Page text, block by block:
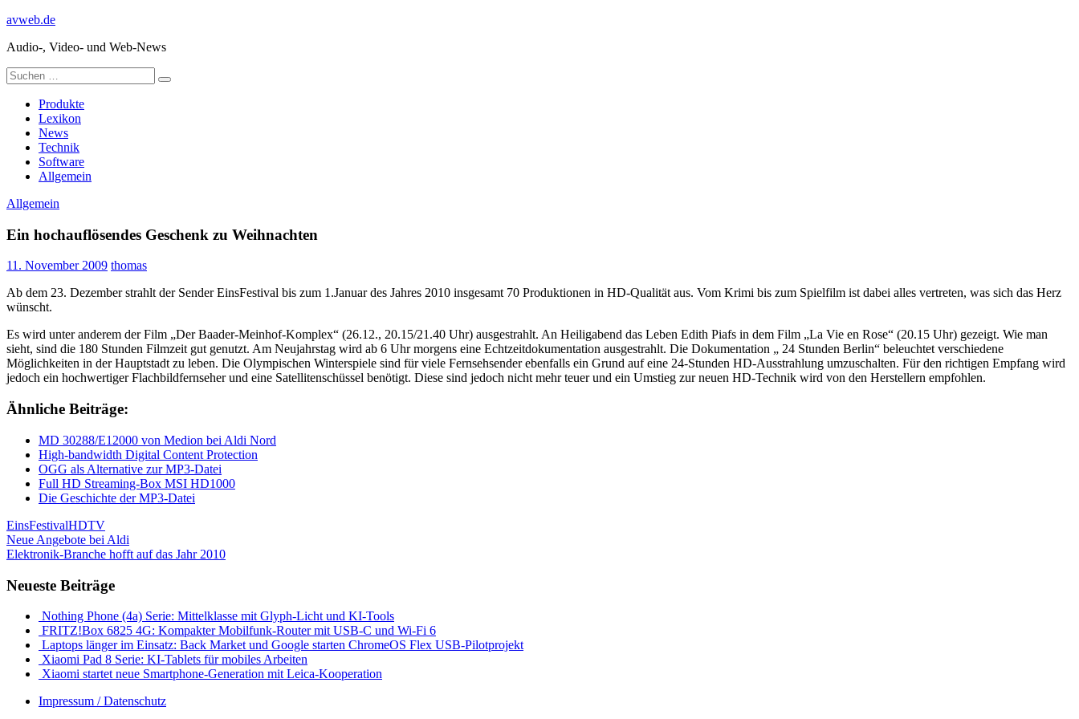
Zum
springen
avweb.de
Audio-, Video- und Web-News
Suchen
nach:
Suchen
Produkte
Lexikon
News
Technik
Software
Allgemein
Allgemein
Ein hochauflösendes Geschenk zu Weihnachten
11. November 2009 thomas
Ab dem 23. Dezember strahlt der Sender EinsFestival bis zum 1.Januar des Jahres 2010 insgesamt 70 Produktionen in HD-Qualität aus. Vom Krimi bis zum Spielfilm ist dabei alles vertreten, was sich das Herz
wünscht.
Es wird unter anderem der Film „Der Baader-Meinhof-Komplex“ (26.12., 20.15/21.40 Uhr) ausgestrahlt. An Heiligabend das Leben Edith Piafs in dem Film „La Vie en Rose“ (20.15 Uhr) gezeigt. Wie man
sieht, sind die 180 Stunden Filmzeit gut genutzt. Am Neujahrstag wird ab 6 Uhr morgens eine Echtzeitdokumentation ausgestrahlt. Die Dokumentation „ 24 Stunden Berlin“ beleuchtet verschiedene
Möglichkeiten in der Hauptstadt zu leben. Die Olympischen Winterspiele sind für viele Fernsehsender ebenfalls ein Grund auf eine 24-Stunden HD-Ausstrahlung umzuschalten. Für den richtigen Empfang wird
jedoch ein hochwertiger Flachbildfernseher und eine Satellitenschüssel benötigt. Diese sind jedoch nicht mehr teuer und ein Umstieg zur neuen HD-Technik wird von den Herstellern empfohlen.
Ähnliche Beiträge:
MD 30288/E12000 von Medion bei Aldi Nord
High-bandwidth Digital Content Protection
OGG als Alternative zur MP3-Datei
Full HD Streaming-Box MSI HD1000
Die Geschichte der MP3-Datei
EinsFestivalHDTV
Beitragsnavigation
Vorheriger
Beitrag:
Neue Angebote bei Aldi
Nächster
Elektronik-Branche hofft auf das Jahr 2010
Neueste Beiträge
Nothing Phone (4a) Serie: Mittelklasse mit Glyph-Licht und KI-Tools
FRITZ!Box 6825 4G: Kompakter Mobilfunk-Router mit USB-C und Wi-Fi 6
Laptops länger im Einsatz: Back Market und Google starten ChromeOS Flex USB-Pilotprojekt
Xiaomi Pad 8 Serie: KI-Tablets für mobiles Arbeiten
Xiaomi startet neue Smartphone-Generation mit Leica-Kooperation
Impressum / Datenschutz